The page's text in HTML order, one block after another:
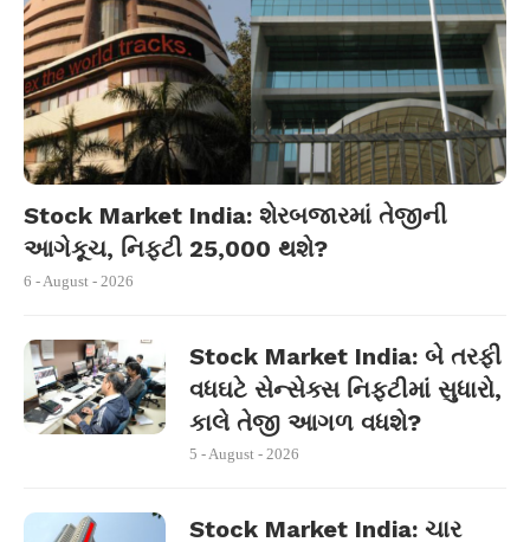
Stock Market India: શેરબજારમાં તેજીની
આગેકૂચ, નિફ્ટી 25,000 થશે?
6 - August - 2026
Stock Market India: બે તરફી
વધઘટે સેન્સેક્સ નિફ્ટીમાં સુધારો,
કાલે તેજી આગળ વધશે?
5 - August - 2026
Stock Market India: ચાર